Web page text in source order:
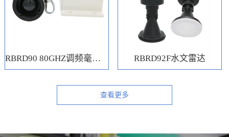
RBRD90 80GHZ调频毫米波水位计 RBRD92F水文雷达
查看更多